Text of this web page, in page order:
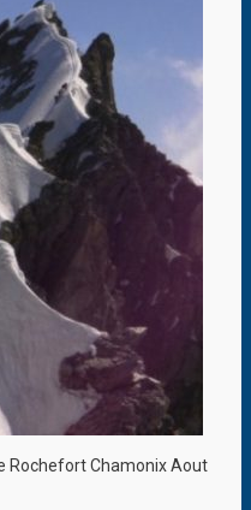
Rochefort Chamonix Aout